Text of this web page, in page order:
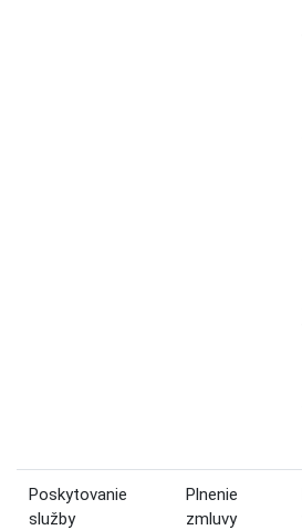
Poskytovanie
služby
Plnenie
zmluvy